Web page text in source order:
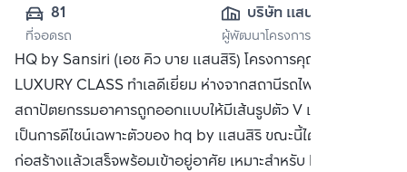
81
ที่จอดรถ
บริษัท แสนสิริ
จำกัด (มหาชน)
ผู้พัฒนาโครงการ
HQ by Sansiri (เอช คิว บาย แสนสิริ) โครงการคุณภาพระดับ
LUXURY CLASS ทำเลดีเยี่ยม ห่างจากสถานีรถไฟฟ้าทองหล่อ
สถาปัตยกรรมอาคารถูกออกแบบให้มีเส้นรูปตัว V เฉียงๆ
เป็นการดีไซน์เฉพาะตัวของ hq by แสนสิริ ขณะนี้ได้ดำเนินการ
ก่อสร้างแล้วเสร็จพร้อมเข้าอยู่อาศัย เหมาะสำหรับ Life Style